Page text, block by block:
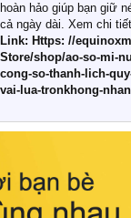
Khác với các dòng sản
thường, những bộ chăn
cao cấp trải qua quy
nghiêm ngặt từ khâu
liệu tự nhiên đến công
nhuộm hiện đại không
này, bạn sẽ cảm nhận
hồi chuẩn xác của phần
cột sống.
hoàn hảo giúp bạn giữ
cả ngày dài. Xem chi
Link: Https: //
Store/shop/ao-so-mi-
cong-so-thanh-lich-
vai-lua-tronkhong-